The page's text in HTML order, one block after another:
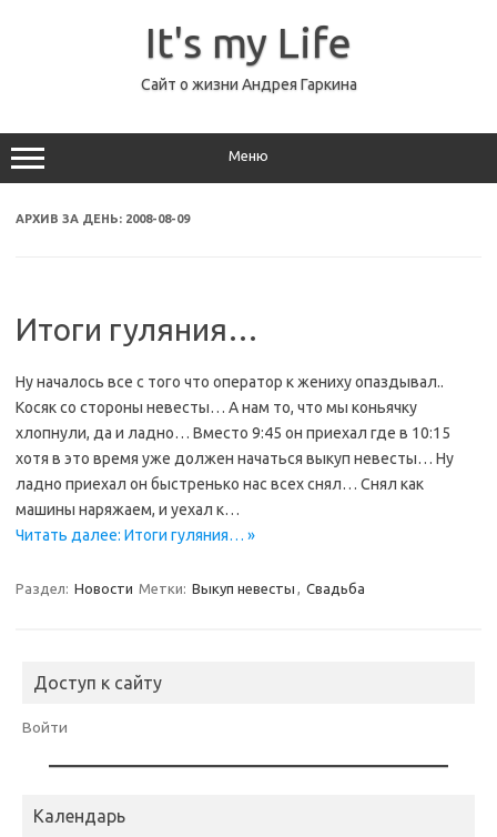
It's my Life
Сайт о жизни Андрея Гаркина
Меню
АРХИВ ЗА ДЕНЬ: 2008-08-09
Итоги гуляния…
Ну началось все с того что оператор к жениху опаздывал..
Косяк со стороны невесты… А нам то, что мы коньячку
хлопнули, да и ладно… Вместо 9:45 он приехал где в 10:15
хотя в это время уже должен начаться выкуп невесты… Ну
ладно приехал он быстренько нас всех снял… Снял как
машины наряжаем, и уехал к…
Читать далее: Итоги гуляния… »
Раздел: Новости Метки: Выкуп невесты , Свадьба
Доступ к сайту
Войти
Календарь